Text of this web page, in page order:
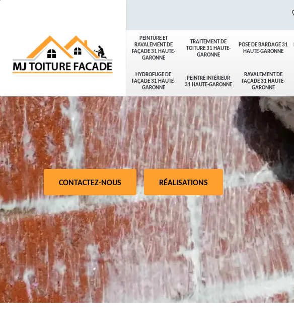
PEINTURE ET
RAVALEMENT DE
FAÇADE 31 HAUTE-
GARONNE
TRAITEMENT DE
TOITURE 31 HAUTE-
GARONNE
POSE DE BARDAGE 31
HAUTE-GARONNE
HYDROFUGE DE
FAÇADE 31 HAUTE-
GARONNE
PEINTRE INTÉRIEUR
31 HAUTE-GARONNE
RAVALEMENT DE
FAÇADE 31 HAUTE-
GARONNE
CONTACTEZ-NOUS RÉALISATIONS